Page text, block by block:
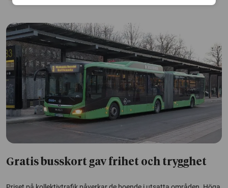
Gratis busskort gav frihet och trygghet